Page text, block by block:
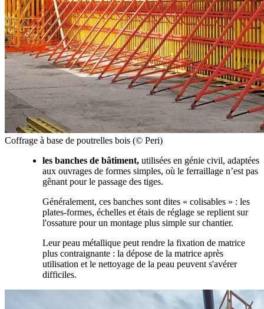
Coffrage à base de poutrelles bois (© Peri)
les banches de bâtiment, utilisées en génie civil, adaptées
aux ouvrages de formes simples, où le ferraillage n’est pas
gênant pour le passage des tiges.
Généralement, ces banches sont dites « colisables » : les
plates-formes, échelles et étais de réglage se replient sur
l'ossature pour un montage plus simple sur chantier.
Leur peau métallique peut rendre la fixation de matrice
plus contraignante : la dépose de la matrice après
utilisation et le nettoyage de la peau peuvent s'avérer
difficiles.